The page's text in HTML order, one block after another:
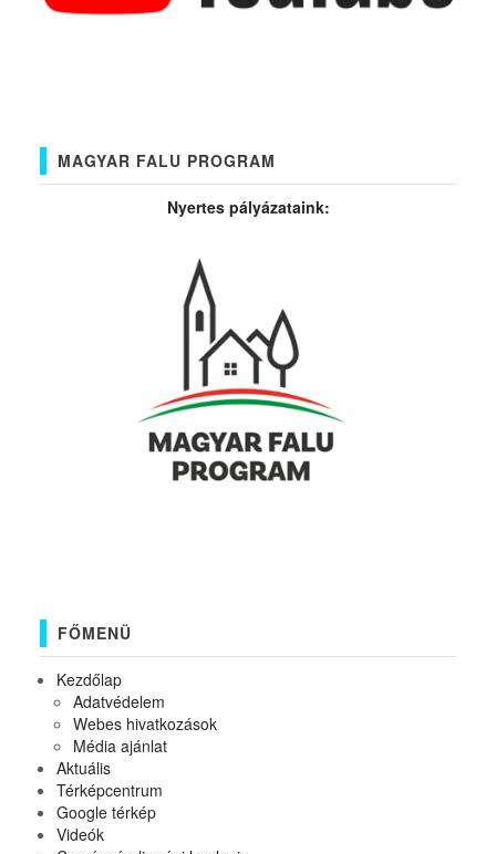
MAGYAR FALU PROGRAM
Nyertes pályázataink:
FŐMENÜ
Kezdőlap
Adatvédelem
Webes hivatkozások
Média ajánlat
Aktuális
Térképcentrum
Google térkép
Videók